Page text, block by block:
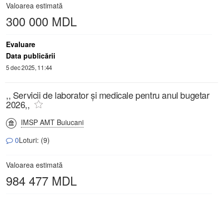
Valoarea estimată
300 000 MDL
Evaluare
Data publicării
5 dec 2025, 11:44
,, Servicii de laborator și medicale pentru anul bugetar
2026,,
IMSP AMT Buiucani
0Loturi: (9)
Valoarea estimată
984 477 MDL